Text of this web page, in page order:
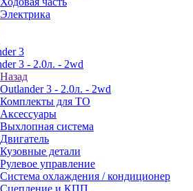
Электрика
3
3 - 2.0л. - 2wd
Назад
Outlander 3 - 2.0л. - 2wd
Комплекты для ТО
Аксессуары
Выхлопная система
Двигатель
Кузовные детали
Рулевое управление
Система охлаждения / кондиционер
Сцепление и КПП